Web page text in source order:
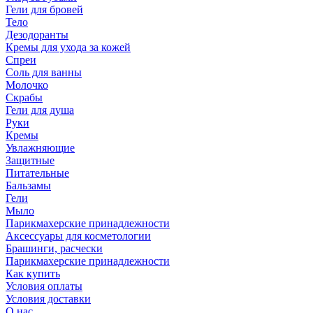
Гели для бровей
Тело
Дезодоранты
Кремы для ухода за кожей
Спреи
Соль для ванны
Молочко
Скрабы
Гели для душа
Руки
Кремы
Увлажняющие
Защитные
Питательные
Бальзамы
Гели
Мыло
Парикмахерские принадлежности
Аксессуары для косметологии
Брашинги, расчески
Парикмахерские принадлежности
Как купить
Условия оплаты
Условия доставки